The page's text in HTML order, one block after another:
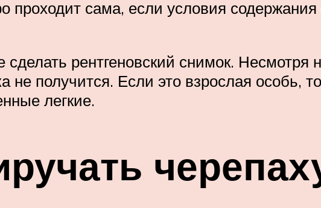
сама, если условия содержания
рентгеновский снимок. Несмотря
получится. Если это взрослая особь, то
легкие.